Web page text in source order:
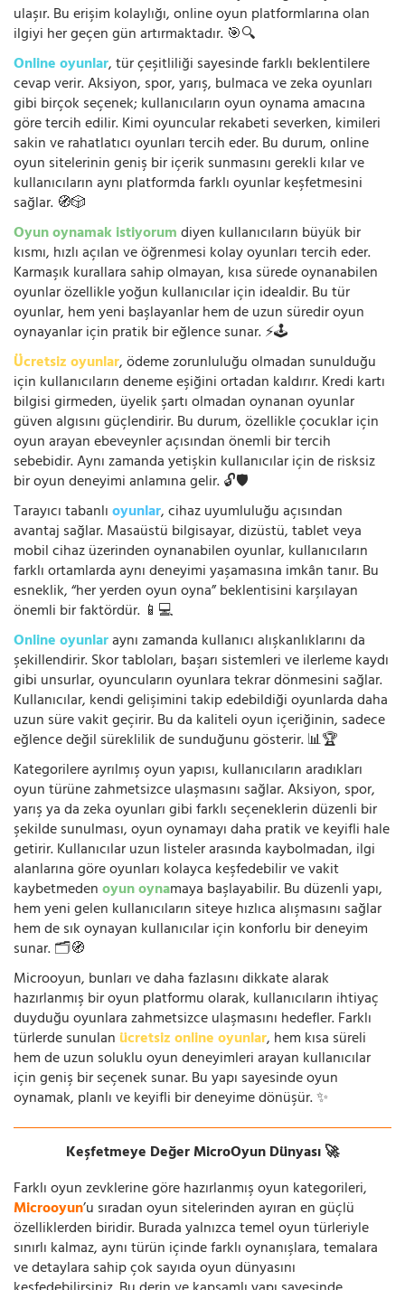
ulaşır. Bu erişim kolaylığı, online oyun platformlarına olan
ilgiyi her geçen gün artırmaktadır. 🎯🔍
Online oyunlar, tür çeşitliliği sayesinde farklı beklentilere
cevap verir. Aksiyon, spor, yarış, bulmaca ve zeka oyunları
gibi birçok seçenek; kullanıcıların oyun oynama amacına
göre tercih edilir. Kimi oyuncular rekabeti severken, kimileri
sakin ve rahatlatıcı oyunları tercih eder. Bu durum, online
oyun sitelerinin geniş bir içerik sunmasını gerekli kılar ve
kullanıcıların aynı platformda farklı oyunlar keşfetmesini
sağlar. 🧭🎲
Oyun oynamak istiyorumdiyen kullanıcıların büyük bir
kısmı, hızlı açılan ve öğrenmesi kolay oyunları tercih eder.
Karmaşık kurallara sahip olmayan, kısa sürede oynanabilen
oyunlar özellikle yoğun kullanıcılar için idealdir. Bu tür
oyunlar, hem yeni başlayanlar hem de uzun süredir oyun
oynayanlar için pratik bir eğlence sunar. ⚡🕹️
Ücretsiz oyunlar, ödeme zorunluluğu olmadan sunulduğu
için kullanıcıların deneme eşiğini ortadan kaldırır. Kredi kartı
bilgisi girmeden, üyelik şartı olmadan oynanan oyunlar
güven algısını güçlendirir. Bu durum, özellikle çocuklar için
oyun arayan ebeveynler açısından önemli bir tercih
sebebidir. Aynı zamanda yetişkin kullanıcılar için de risksiz
bir oyun deneyimi anlamına gelir. 🔓🛡️
Tarayıcı tabanlıoyunlar, cihaz uyumluluğu açısından
avantaj sağlar. Masaüstü bilgisayar, dizüstü, tablet veya
mobil cihaz üzerinden oynanabilen oyunlar, kullanıcıların
farklı ortamlarda aynı deneyimi yaşamasına imkân tanır. Bu
esneklik, “her yerden oyun oyna” beklentisini karşılayan
önemli bir faktördür. 📱💻
Online oyunlaraynı zamanda kullanıcı alışkanlıklarını da
şekillendirir. Skor tabloları, başarı sistemleri ve ilerleme kaydı
gibi unsurlar, oyuncuların oyunlara tekrar dönmesini sağlar.
Kullanıcılar, kendi gelişimini takip edebildiği oyunlarda daha
uzun süre vakit geçirir. Bu da kaliteli oyun içeriğinin, sadece
eğlence değil süreklilik de sunduğunu gösterir. 📊🏆
Kategorilere ayrılmış oyun yapısı, kullanıcıların aradıkları
oyun türüne zahmetsizce ulaşmasını sağlar. Aksiyon, spor,
yarış ya da zeka oyunları gibi farklı seçeneklerin düzenli bir
şekilde sunulması, oyun oynamayı daha pratik ve keyifli hale
getirir. Kullanıcılar uzun listeler arasında kaybolmadan, ilgi
alanlarına göre oyunları kolayca keşfedebilir ve vakit
kaybetmedenoyun oynamaya başlayabilir. Bu düzenli yapı,
hem yeni gelen kullanıcıların siteye hızlıca alışmasını sağlar
hem de sık oynayan kullanıcılar için konforlu bir deneyim
sunar. 🗂️🧭
Microoyun, bunları ve daha fazlasını dikkate alarak
hazırlanmış bir oyun platformu olarak, kullanıcıların ihtiyaç
duyduğu oyunlara zahmetsizce ulaşmasını hedefler. Farklı
türlerde sunulan ücretsiz online oyunlar, hem kısa süreli
hem de uzun soluklu oyun deneyimleri arayan kullanıcılar
için geniş bir seçenek sunar. Bu yapı sayesinde oyun
oynamak, planlı ve keyifli bir deneyime dönüşür. ✨
Keşfetmeye Değer MicroOyun Dünyası 🚀
Farklı oyun zevklerine göre hazırlanmış oyun kategorileri,
Microoyun’u sıradan oyun sitelerinden ayıran en güçlü
özelliklerden biridir. Burada yalnızca temel oyun türleriyle
sınırlı kalmaz, aynı türün içinde farklı oynanışlara, temalara
ve detaylara sahip çok sayıda oyun dünyasını